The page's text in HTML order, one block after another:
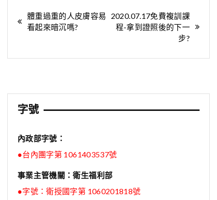
文
章
導
體重過重的人皮膚容易
看起來暗沉嗎?
2020.07.17免費複訓課
程-拿到證照後的下一
步?
字號
內政部字號：
●台內團字第 1061403537號
事業主管機關：衛生福利部
●字號：衛授國字第 1060201818號